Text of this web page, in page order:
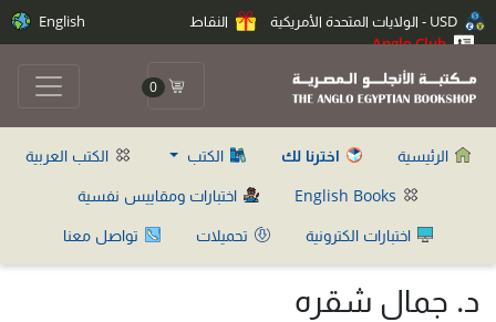
النقاط
Anglo Club
English
0
الرئيسية اخترنا لك الكتب
الكتب العربية
اختبارات ومقاييس نفسية
اختبارات الكترونية
تحميلات تواصل معنا
د. جمال شقره